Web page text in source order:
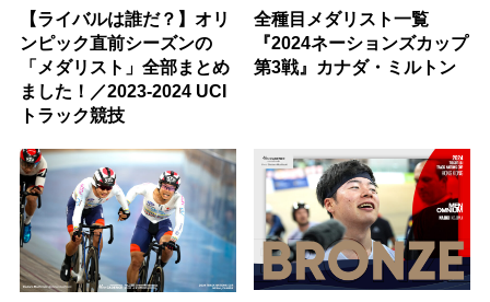
【ライバルは誰だ？】オリ
ンピック直前シーズンの
「メダリスト」全部まとめ
ました！／2023-2024 UCI
トラック競技
全種目メダリスト一覧
『2024ネーションズカップ
第3戦』カナダ・ミルトン